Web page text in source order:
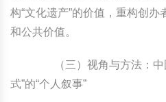
构“文化遗产”的价值，重构创
和公共价值。
（三）视角与方法：中
式”的“个人叙事”